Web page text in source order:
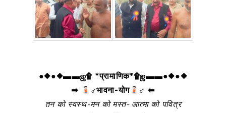
●◆●◆▬▬ஜ۩ *प्रामाणिक*۩ஜ▬▬●◆●◆
➡
‍♂भावना-योग
‍♂ ⬅
तन को स्वस्थ-मन को मस्त- आत्मा को पवित्र